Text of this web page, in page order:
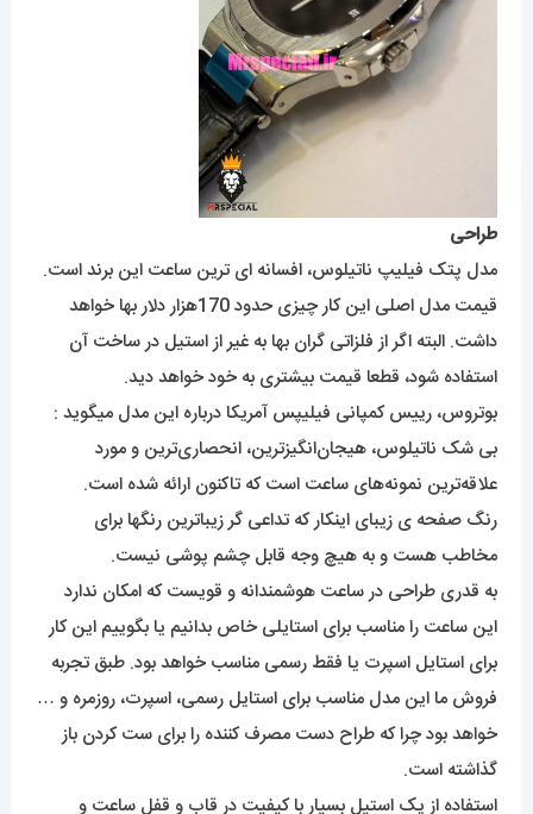
طراحی
مدل پتک فیلیپ ناتیلوس، افسانه ای ترین ساعت این برند است.
قیمت مدل اصلی این کار چیزی حدود 170هزار دلار بها خواهد
داشت. البته اگر از فلزاتی گران بها به غیر از استیل در ساخت آن
استفاده شود، قطعا قیمت بیشتری به خود خواهد دید.
بوتروس، رییس کمپانی فیلیپس آمریکا درباره این مدل میگوید :
بی شک ناتیلوس، هیجان‌انگیزترین، انحصاری‌ترین و مورد
علاقه‌ترین نمونه‌های ساعت است که تاکنون ارائه شده است.
رنگ صفحه ی زیبای اینکار که تداعی گر زیباترین رنگها برای
مخاطب هست و به هیچ وجه قابل چشم پوشی نیست.
به قدری طراحی در ساعت هوشمندانه و قویست که امکان ندارد
این ساعت را مناسب برای استایلی خاص بدانیم یا بگوییم این کار
برای استایل اسپرت یا فقط رسمی مناسب خواهد بود. طبق تجربه
فروش ما این مدل مناسب برای استایل رسمی، اسپرت، روزمره و …
خواهد بود چرا که طراح دست مصرف کننده را برای ست کردن باز
گذاشته است.
استفاده از یک استیل بسیار با کیفیت در قاب و قفل ساعت و